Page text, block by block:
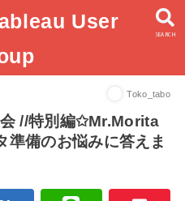
User
SEARCH
Toko_tabo
//特別編✩Mr.Morita
備のお悩みに答えま